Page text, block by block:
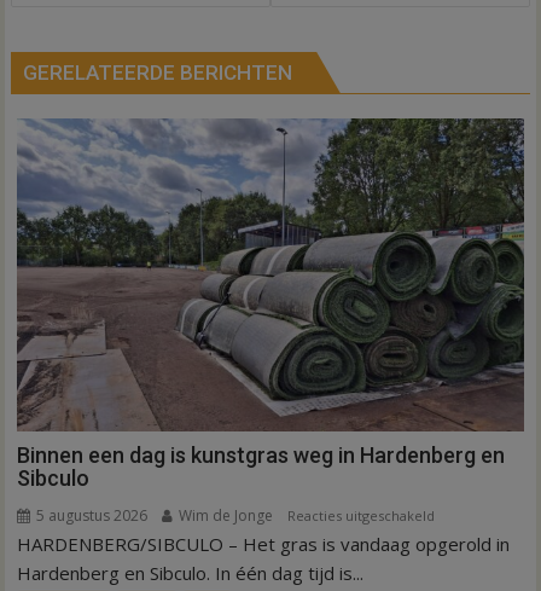
GERELATEERDE BERICHTEN
Binnen een dag is kunstgras weg in Hardenberg en
Sibculo
5 augustus 2026 Wim de Jonge Reacties uitgeschakeld
Binnen
HARDENBERG/SIBCULO – Het gras is vandaag opgerold in
Hardenberg en Sibculo. In één dag tijd is...